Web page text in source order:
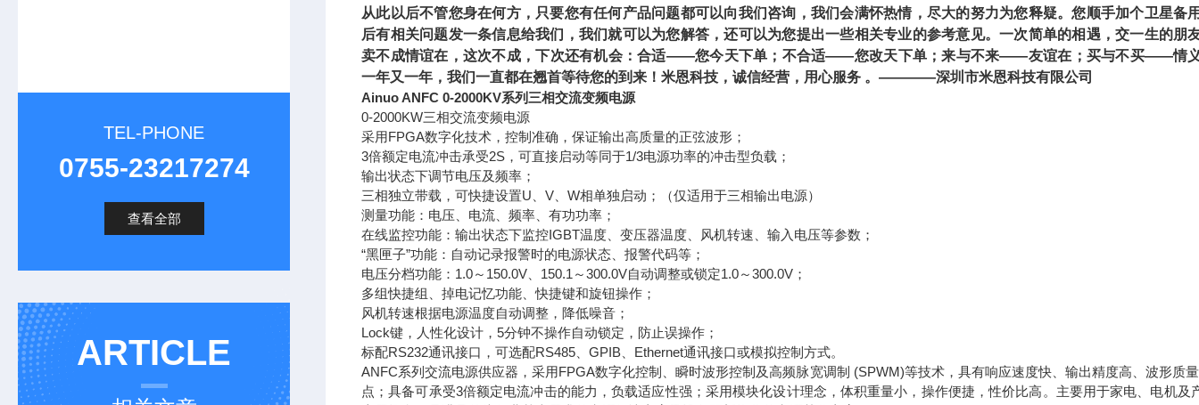
TEL-PHONE
0755-23217274
查看全部
ARTICLE
从此以后不管您身在何方，只要您有任何产品问题都可以向我们咨询，我们会满怀热情，尽大的努力为您释疑。您顺手加个卫星备
后有相关问题发一条信息给我们，我们就可以为您解答，还可以为您提出一些相关专业的参考意见。一次简单的相遇，交一生的朋
卖不成情谊在，这次不成，下次还有机会：合适——您今天下单；不合适——您改天下单；来与不来——友谊在；买与不买——情
一年又一年，我们一直都在翘首等待您的到来！米恩科技，诚信经营，用心服务 。————深圳市米恩科技有限公司
Ainuo ANFC 0-2000KV系列三相交流变频电源
0-2000KW三相交流变频电源
采用FPGA数字化技术，控制准确 ，保证输出高质量的正弦波形；
3倍额定电流冲击承受2S，可直接启动等同于1/3电源功率的冲击型负载；
输出状态下调节电压及频率；
三相独立带载，可快捷设置U、V、W相单独启动；（仅适用于三相输出电源）
测量功能：电压、电流、频率、有功功率；
在线监控功能：输出状态下监控IGBT温度、变压器温度、风机转速、输入电压等参数；
“黑匣子”功能：自动记录报警时的电源状态、报警代码等；
电压分档功能：1.0～150.0V、150.1～300.0V自动调整或锁定1.0～300.0V；
多组快捷组、掉电记忆功能、快捷键和旋钮操作；
风机转速根据电源温度自动调整，降低噪音；
Lock键，人性化设计，5分钟不操作自动锁定，防止误操作；
标配RS232通讯接口，可选配RS485、GPIB、Ethernet通讯接口或模拟控制方式。
ANFC系列交流电源供应器，采用FPGA数字化控制、瞬时波形控制及高频脉宽调制 (SPWM)等技术，具有响应速度快、输出精度高、波形质
点；具备可承受3倍额定电流冲击的能力，负载适应性强；采用模块化设计理念，体积重量小，操作便捷，性价比高。主要用于家电、电机及